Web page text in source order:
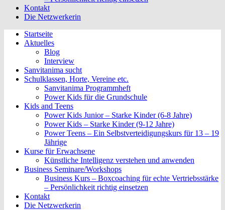
Kontakt
Die Netzwerkerin
Sanvitanima Events
Startseite
Aktuelles
Blog
Interview
Sanvitanima sucht
Schulklassen, Horte, Vereine etc.
Sanvitanima Programmheft
Power Kids für die Grundschule
Kids and Teens
Power Kids Junior – Starke Kinder (6-8 Jahre)
Power Kids – Starke Kinder (9-12 Jahre)
Power Teens – Ein Selbstverteidigungskurs für 13 – 19
Jährige
Kurse für Erwachsene
Künstliche Intelligenz verstehen und anwenden
Business Seminare/Workshops
Business Kurs – Boxcoaching für echte Vertriebsstärke
– Persönlichkeit richtig einsetzen
Kontakt
Die Netzwerkerin